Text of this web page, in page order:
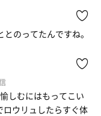
のってたんですね。
しむにはもってこい
ウリュしたらすぐ体